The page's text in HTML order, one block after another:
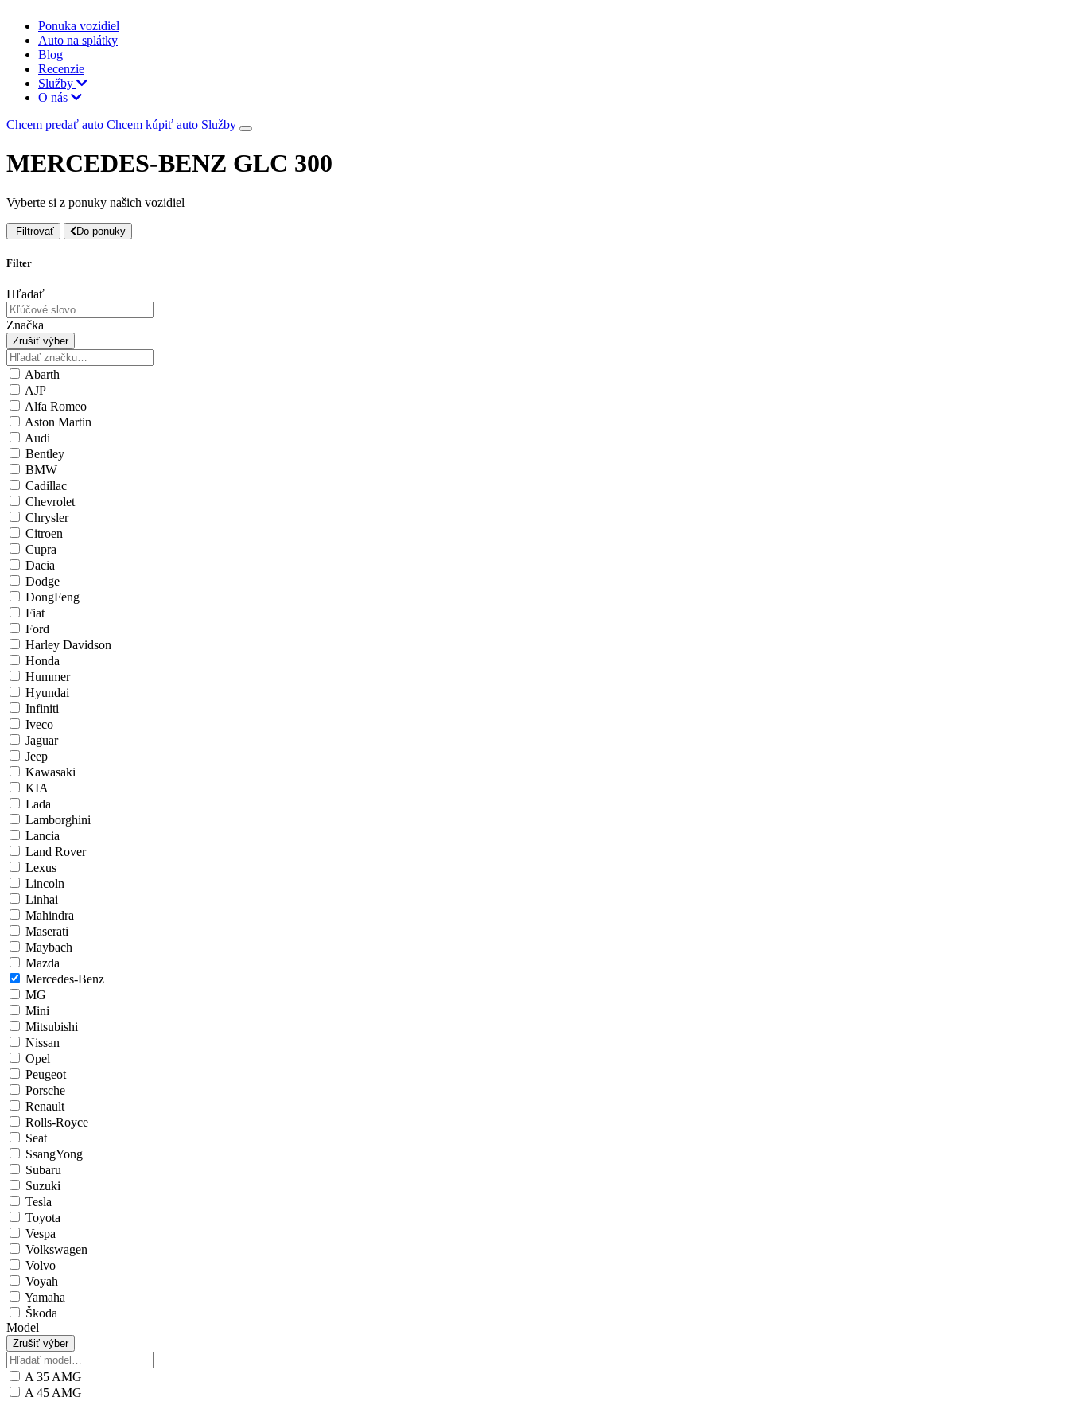
Ponuka vozidiel
Auto na splátky
Blog
Recenzie
Služby
O nás
Chcem predať auto Chcem kúpiť auto Služby
MERCEDES-BENZ GLC 300
Vyberte si z ponuky našich vozidiel
Filtrovať Do ponuky
Filter
Hľadať
Značka
Zrušiť výber
Abarth
AJP
Alfa Romeo
Aston Martin
Audi
Bentley
BMW
Cadillac
Chevrolet
Chrysler
Citroen
Cupra
Dacia
Dodge
DongFeng
Fiat
Ford
Harley Davidson
Honda
Hummer
Hyundai
Infiniti
Iveco
Jaguar
Jeep
Kawasaki
KIA
Lada
Lamborghini
Lancia
Land Rover
Lexus
Lincoln
Linhai
Mahindra
Maserati
Maybach
Mazda
Mercedes-Benz
MG
Mini
Mitsubishi
Nissan
Opel
Peugeot
Porsche
Renault
Rolls-Royce
Seat
SsangYong
Subaru
Suzuki
Tesla
Toyota
Vespa
Volkswagen
Volvo
Voyah
Yamaha
Škoda
Model
Zrušiť výber
A 35 AMG
A 45 AMG